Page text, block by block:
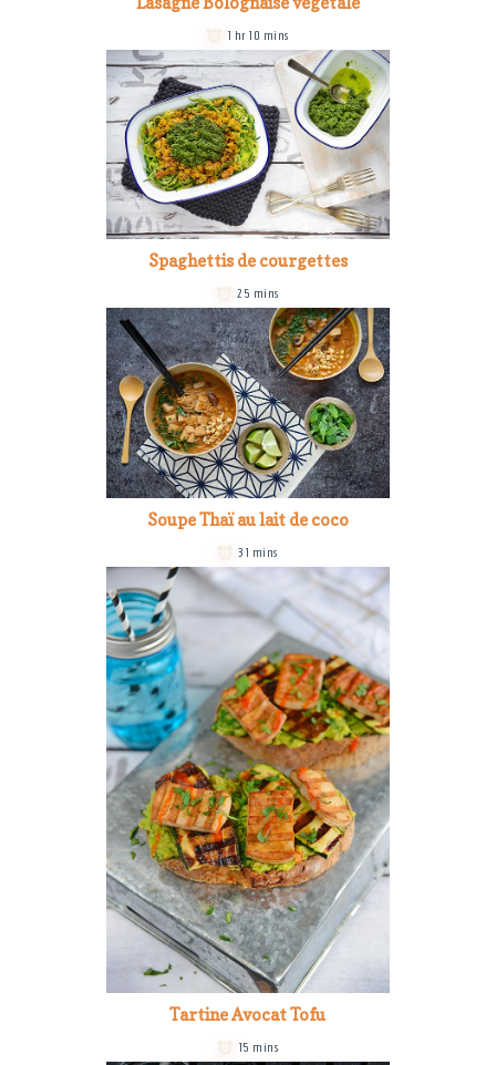
1 hr 10 mins
Spaghettis de courgettes
25 mins
Soupe Thaï au lait de coco
31 mins
Tartine Avocat Tofu
15 mins